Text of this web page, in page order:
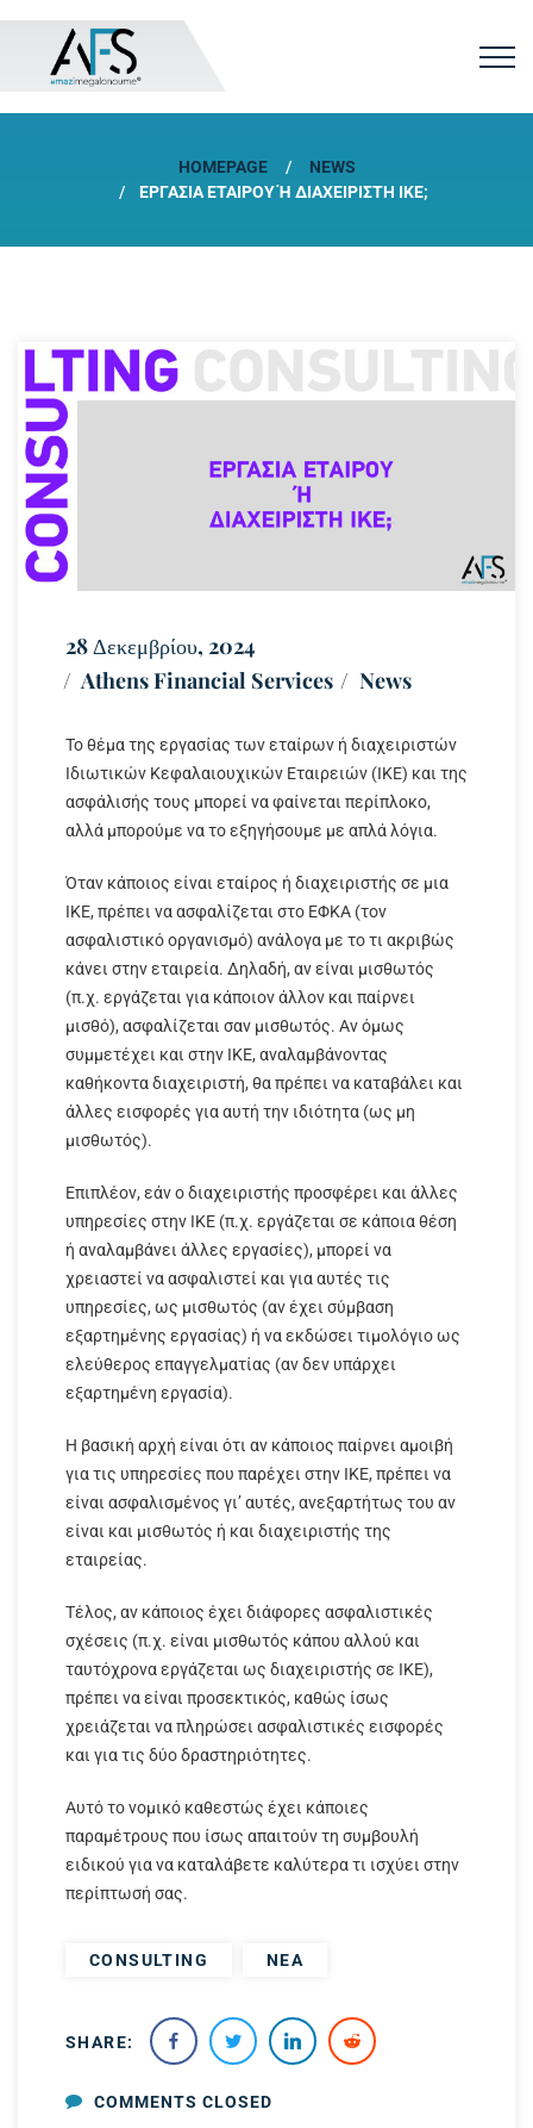
HOMEPAGE
NEWS
ΕΡΓΑΣΊΑ ΕΤΑΊΡΟΥ Ή ΔΙΑΧΕΙΡΙΣΤΉ ΙΚΕ;
28 Δεκεμβρίου, 2024
Athens Financial Services
News
Το θέμα της εργασίας των εταίρων ή διαχειριστών
Ιδιωτικών Κεφαλαιουχικών Εταιρειών (ΙΚΕ) και της
ασφάλισής τους μπορεί να φαίνεται περίπλοκο,
αλλά μπορούμε να το εξηγήσουμε με απλά λόγια.
Όταν κάποιος είναι εταίρος ή διαχειριστής σε μια
ΙΚΕ, πρέπει να ασφαλίζεται στο ΕΦΚΑ (τον
ασφαλιστικό οργανισμό) ανάλογα με το τι ακριβώς
κάνει στην εταιρεία. Δηλαδή, αν είναι μισθωτός
(π.χ. εργάζεται για κάποιον άλλον και παίρνει
μισθό), ασφαλίζεται σαν μισθωτός. Αν όμως
συμμετέχει και στην ΙΚΕ, αναλαμβάνοντας
καθήκοντα διαχειριστή, θα πρέπει να καταβάλει και
άλλες εισφορές για αυτή την ιδιότητα (ως μη
μισθωτός).
Επιπλέον, εάν ο διαχειριστής προσφέρει και άλλες
υπηρεσίες στην ΙΚΕ (π.χ. εργάζεται σε κάποια θέση
ή αναλαμβάνει άλλες εργασίες), μπορεί να
χρειαστεί να ασφαλιστεί και για αυτές τις
υπηρεσίες, ως μισθωτός (αν έχει σύμβαση
εξαρτημένης εργασίας) ή να εκδώσει τιμολόγιο ως
ελεύθερος επαγγελματίας (αν δεν υπάρχει
εξαρτημένη εργασία).
Η βασική αρχή είναι ότι αν κάποιος παίρνει αμοιβή
για τις υπηρεσίες που παρέχει στην ΙΚΕ, πρέπει να
είναι ασφαλισμένος γι’ αυτές, ανεξαρτήτως του αν
είναι και μισθωτός ή και διαχειριστής της
εταιρείας.
Τέλος, αν κάποιος έχει διάφορες ασφαλιστικές
σχέσεις (π.χ. είναι μισθωτός κάπου αλλού και
ταυτόχρονα εργάζεται ως διαχειριστής σε ΙΚΕ),
πρέπει να είναι προσεκτικός, καθώς ίσως
χρειάζεται να πληρώσει ασφαλιστικές εισφορές
και για τις δύο δραστηριότητες.
Αυτό το νομικό καθεστώς έχει κάποιες
παραμέτρους που ίσως απαιτούν τη συμβουλή
ειδικού για να καταλάβετε καλύτερα τι ισχύει στην
περίπτωσή σας.
CONSULTING NEA
SHARE:
COMMENTS CLOSED